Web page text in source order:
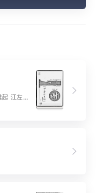
字辈：联谱创新纪 典绩蔚后丁 众多英雄起 江左浩气腾 宝树花怒放 桃李四时春 博学彰教益 举步向前奔 门恭仰北斗 豪杰齐昆仑 卓立超群品 功高业更勤 极目望遥路 鼎程共峥嵘 乘风战巨浪 奋发勇攀登